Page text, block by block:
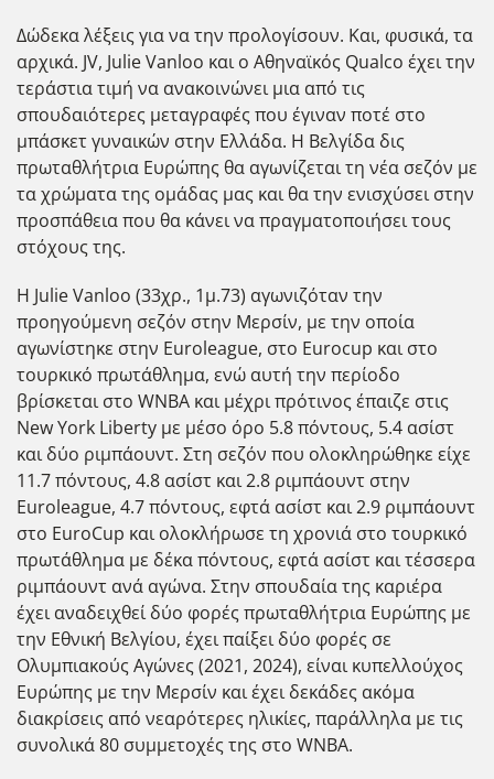
Δώδεκα λέξεις για να την προλογίσουν. Και, φυσικά, τα
αρχικά. JV, Julie Vanloo και ο Αθηναϊκός Qualco έχει την
τεράστια τιμή να ανακοινώνει μια από τις
σπουδαιότερες μεταγραφές που έγιναν ποτέ στο
μπάσκετ γυναικών στην Ελλάδα. Η Βελγίδα δις
πρωταθλήτρια Ευρώπης θα αγωνίζεται τη νέα σεζόν με
τα χρώματα της ομάδας μας και θα την ενισχύσει στην
προσπάθεια που θα κάνει να πραγματοποιήσει τους
στόχους της.
Η Julie Vanloo (33χρ., 1μ.73) αγωνιζόταν την
προηγούμενη σεζόν στην Μερσίν, με την οποία
αγωνίστηκε στην Euroleague, στο Eurocup και στο
τουρκικό πρωτάθλημα, ενώ αυτή την περίοδο
βρίσκεται στο WNBA και μέχρι πρότινος έπαιζε στις
New York Liberty με μέσο όρο 5.8 πόντους, 5.4 ασίστ
και δύο ριμπάουντ. Στη σεζόν που ολοκληρώθηκε είχε
11.7 πόντους, 4.8 ασίστ και 2.8 ριμπάουντ στην
Euroleague, 4.7 πόντους, εφτά ασίστ και 2.9 ριμπάουντ
στο EuroCup και ολοκλήρωσε τη χρονιά στο τουρκικό
πρωτάθλημα με δέκα πόντους, εφτά ασίστ και τέσσερα
ριμπάουντ ανά αγώνα. Στην σπουδαία της καριέρα
έχει αναδειχθεί δύο φορές πρωταθλήτρια Ευρώπης με
την Εθνική Βελγίου, έχει παίξει δύο φορές σε
Ολυμπιακούς Αγώνες (2021, 2024), είναι κυπελλούχος
Ευρώπης με την Μερσίν και έχει δεκάδες ακόμα
διακρίσεις από νεαρότερες ηλικίες, παράλληλα με τις
συνολικά 80 συμμετοχές της στο WNBA.